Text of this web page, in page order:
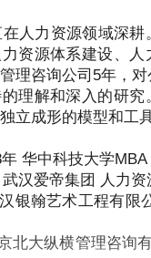
块我们该如何去融
我们招不到他们想
作中很难给他们支
现自己懂的越来越
做到总监，我的职
人力资源领域深耕
资源体系建设、人
理咨询公司5年，对
理解和深入的研究
立成形的模型和工具
华中科技大学MBA
汉爱帝集团 人力资
银翰艺术工程有限
北大纵横管理咨询